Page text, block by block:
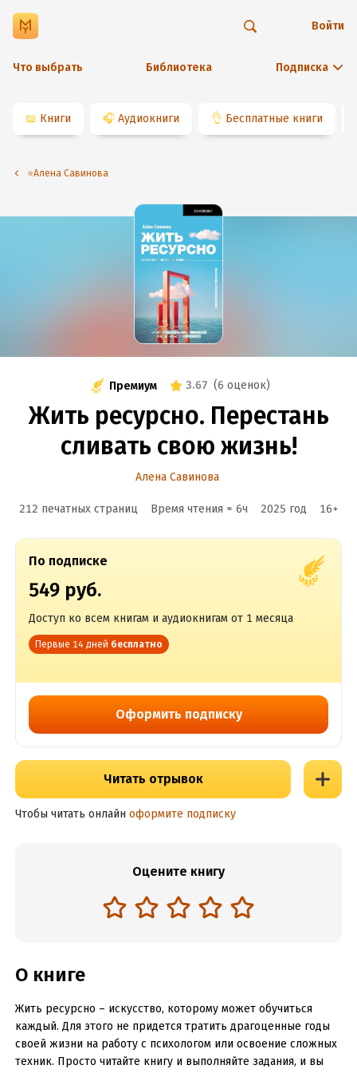
Что выбрать Библиотека Подписка
Войти
📖 Книги 🎧 Аудиокниги 👌 Бесплатные книги
⭐️Алена Савинова
Премиум 3.67 (6 оценок)
Жить ресурсно. Перестань
сливать свою жизнь!
Алена Савинова
212 печатных страниц Время чтения ≈ 6ч 2025 год 16+
По подписке
549 руб.
Доступ ко всем книгам и аудиокнигам от 1 месяца
Первые 14 дней бесплатно
Оформить подписку
Читать отрывок
Чтобы читать онлайн оформите подписку
Оцените книгу
О книге
Жить ресурсно – искусство, которому может обучиться
каждый. Для этого не придется тратить драгоценные годы
своей жизни на работу с психологом или освоение сложных
техник. Просто читайте книгу и выполняйте задания, и вы